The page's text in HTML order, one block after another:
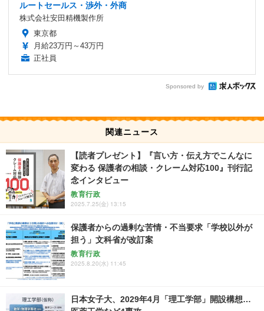
ルートセールス・渉外・外商
株式会社安田精機製作所
東京都
月給23万円～43万円
正社員
Sponsored by
関連ニュース
【読者プレゼント】『言い方・伝え方でこんなに
変わる 保護者の相談・クレーム対応100』刊行記
念インタビュー
教育行政
2025.7.25(金) 13:15
保護者からの過剰な苦情・不当要求「学校以外が
担う」文科省が改訂案
教育行政
2025.8.20(水) 11:45
日本女子大、2029年4月「理工学部」開設構想…